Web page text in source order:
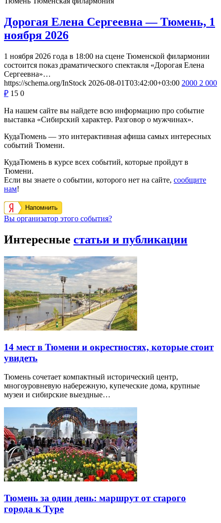
Дорогая Елена Сергеевна — Тюмень, 1
ноября 2026
1 ноября 2026 года в 18:00 на сцене Тюменской филармонии
состоится показ драматического спектакля «Дорогая Елена
Сергеевна»…
https://schema.org/InStock 2026-08-01T03:42:00+03:00 2000 2 000
₽ 15 0
На нашем сайте вы найдете всю информацию про событие
выставка «Сибирский характер. Разговор о мужчинах».
КудаТюмень — это интерактивная афиша самых интересных
событий Тюмени.
КудаТюмень в курсе всех событий, которые пройдут в
Тюмени.
Если вы знаете о событии, которого нет на сайте, сообщите
нам!
Напомнить
Вы организатор этого события?
Интересные статьи и публикации
14 мест в Тюмени и окрестностях, которые стоит
увидеть
Тюмень сочетает компактный исторический центр,
многоуровневую набережную, купеческие дома, крупные
музеи и сибирские выездные…
Тюмень за один день: маршрут от старого
города к Туре